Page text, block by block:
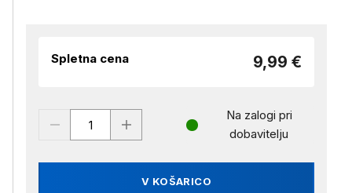
Spletna cena 9,99 €
V KOŠARICO
Na zalogi pri
dobavitelju